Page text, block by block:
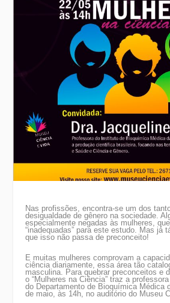
Nas profissões, encontra-se um dos
desigualdade de gênero na sociedade.
especialmente negadas às mulheres,
“inadequadas” para este estudo. Mas já
que isso não passa de preconceito!
E muitas mulheres comprovam a
ciência diariamente, essa área tão
masculina. Para quebrar preconceitos e
o “Mulheres na Ciência” traz a
do Departamento de Bioquímica Médica
de maio, às 14h, no auditório do Museu